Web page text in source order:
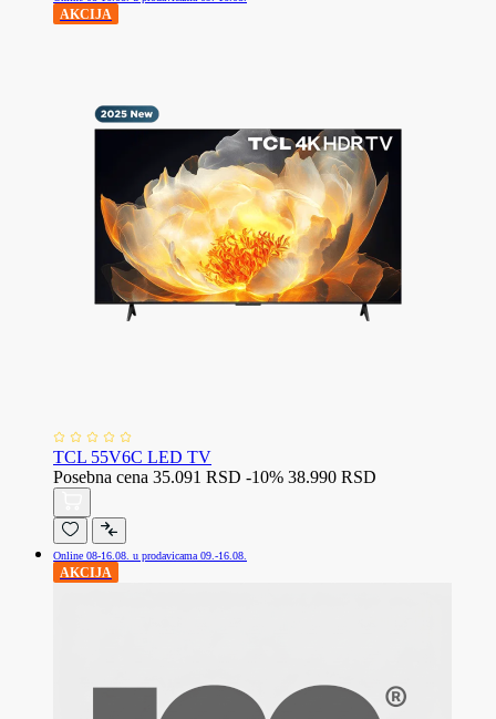
AKCIJA
TCL 55V6C LED TV
Posebna cena 35.091 RSD -10% 38.990 RSD
Online 08-16.08. u prodavicama 09.-16.08.
AKCIJA